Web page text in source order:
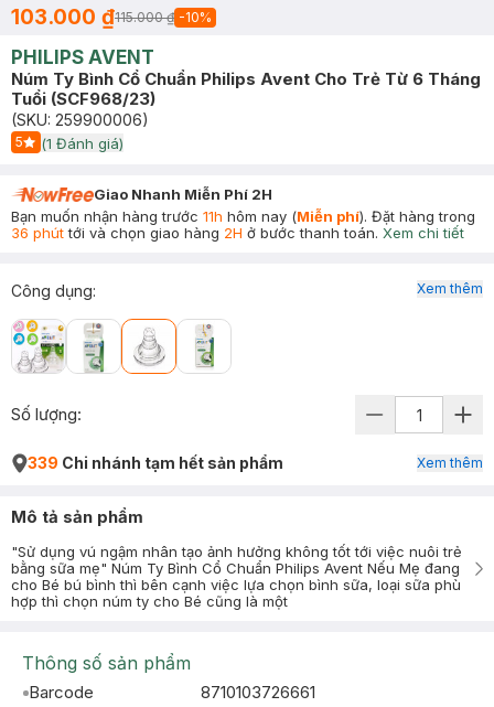
103.000 ₫115.000 ₫ -10%
PHILIPS AVENT
Núm Ty Bình Cổ Chuẩn Philips Avent Cho Trẻ Từ 6 Tháng
Tuổi (SCF968/23)
(SKU: 259900006)
5
Start Icon
(1 Đánh giá)
Giao Nhanh Miễn Phí 2H
Bạn muốn nhận hàng trước 11h hôm nay (Miễn phí). Đặt hàng trong
36 phúttới và chọn giao hàng 2H ở bước thanh toán. Xem chi tiết
Công dụng: Xem thêm
Số lượng:
339 Chi nhánh tạm hết sản phẩm Xem thêm
Mô tả sản phẩm
"Sử dụng vú ngậm nhân tạo ảnh hưởng không tốt tới việc nuôi trẻ
bằng sữa mẹ" Núm Ty Bình Cổ Chuẩn Philips Avent Nếu Mẹ đang
cho Bé bú bình thì bên cạnh việc lựa chọn bình sữa, loại sữa phù
hợp thì chọn núm ty cho Bé cũng là một
Thông số sản phẩm
Barcode
8710103726661